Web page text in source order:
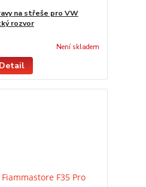
na střeše pro VW
rozvor
Není skladem
Detail